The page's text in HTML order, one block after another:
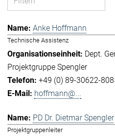
Anke Hoffmann
Technische Assistenz
Dept.
Projektgruppe Spengler
+49 (0) 89-30622-
hoffmann@...
PD Dr. Dietmar Spengler
Projektgruppenleiter